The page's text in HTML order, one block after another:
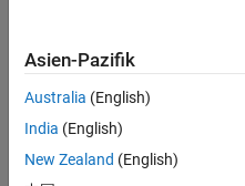
noch
keine
offenen
Stellen
Asien-Pazifik
Australia (English)
India (English)
New Zealand (English)